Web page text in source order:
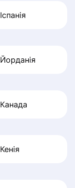
Іспанія
Йорданія
Канада
Кенія